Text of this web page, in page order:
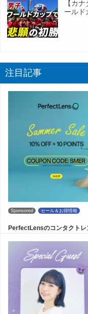
【カ
ールド
注目記事
Sponsored セール＆お得情報
PerfectLensのコンタクトレ